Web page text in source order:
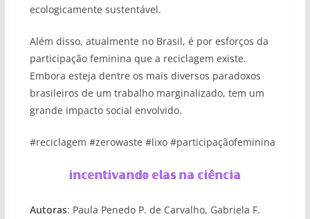
ecologicamente sustentável.
Além disso, atualmente no Brasil, é por esforços da
participação feminina que a reciclagem existe.
Embora esteja dentre os mais diversos paradoxos
brasileiros de um trabalho marginalizado, tem um
grande impacto social envolvido.
#reciclagem #zerowaste #lixo #participaçãofeminina
𝕚𝕟𝕔𝕖𝕟𝕥𝕚𝕧𝕒𝕟𝕕𝕠 𝕖𝕝𝕒𝕤 𝕟𝕒 𝕔𝕚𝕖̂𝕟𝕔𝕚𝕒
Autoras: Paula Penedo P. de Carvalho, Gabriela F.